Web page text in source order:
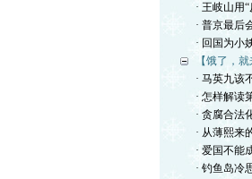
· 王岐山用
· 普京最后
· 回国为小
【饿了，就
· 马英九该
· 怎样解读
· 贪腐合法
· 从薄熙来
· 爱国不能
· 钓鱼岛冷